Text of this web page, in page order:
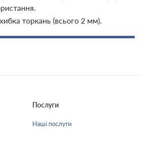
торкань (всього 2 мм).
Послуги
Наші послуги